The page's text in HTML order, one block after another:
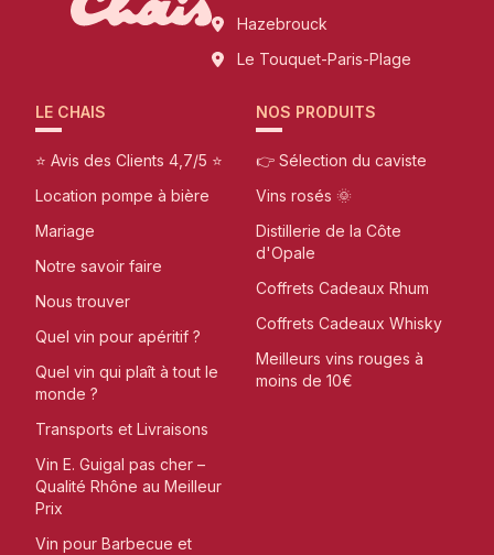
Hazebrouck
Le Touquet-Paris-Plage
LE CHAIS
⭐ Avis des Clients 4,7/5 ⭐
Location pompe à bière
Mariage
Notre savoir faire
Nous trouver
Quel vin pour apéritif ?
Quel vin qui plaît à tout le
monde ?
Transports et Livraisons
Vin E. Guigal pas cher –
Qualité Rhône au Meilleur
Prix
Vin pour Barbecue et
NOS PRODUITS
👉 Sélection du caviste
Vins rosés 🌞
Distillerie de la Côte
d'Opale
Coffrets Cadeaux Rhum
Coffrets Cadeaux Whisky
Meilleurs vins rouges à
moins de 10€